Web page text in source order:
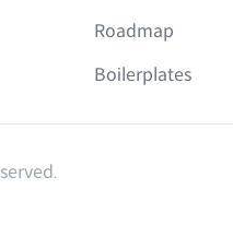
Roadmap
Boilerplates